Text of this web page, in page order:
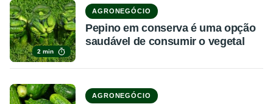
2 min
AGRONEGÓCIO
Pepino em conserva é uma opção
saudável de consumir o vegetal
AGRONEGÓCIO